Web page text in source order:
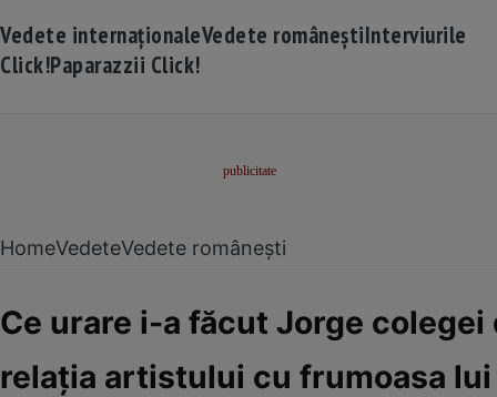
Vedete internaționaleVedete româneștiInterviurile
Click!Paparazzii Click!
HomeVedeteVedete românești
Ce urare i-a făcut Jorge colegei
relația artistului cu frumoasa lui